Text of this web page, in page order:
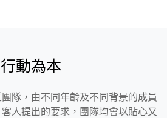
行動為本
隊，由不同年齡及不同背景的成員
人提出的要求，團隊均會以貼心又